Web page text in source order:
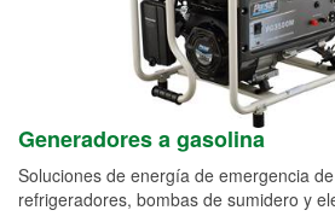
Generadores a gasolina
Soluciones de energía de emergencia
refrigeradores, bombas de sumidero y